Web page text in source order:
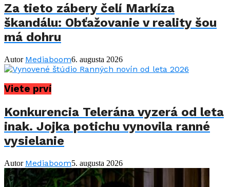
Za tieto zábery čelí Markíza
škandálu: Obťažovanie v reality šou
má dohru
Autor Mediaboom6. augusta 2026
Viete prví
Konkurencia Telerána vyzerá od leta
inak. Jojka potichu vynovila ranné
vysielanie
Autor Mediaboom5. augusta 2026